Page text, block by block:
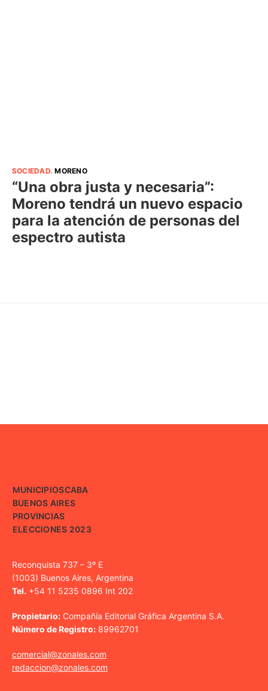
SOCIEDAD.MORENO
“Una obra justa y necesaria”:
Moreno tendrá un nuevo espacio
para la atención de personas del
espectro autista
MUNICIPIOSCABA
BUENOS AIRES
PROVINCIAS
ELECCIONES 2023
Reconquista 737 – 3º E
(1003) Buenos Aires, Argentina
Tel. +54 11 5235 0896 Int 202
Propietario: Compañía Editorial Gráfica Argentina S.A.
Número de Registro: 89962701
comercial@zonales.com
redaccion@zonales.com